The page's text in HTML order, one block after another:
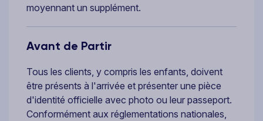
moyennant un supplément.
Avant de Partir
Tous les clients, y compris les enfants, doivent
être présents à l'arrivée et présenter une pièce
d'identité officielle avec photo ou leur passeport.
Conformément aux réglementations nationales,